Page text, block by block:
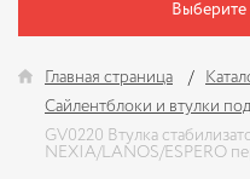
Выберите
Главная страница
Сайлентблоки и втулки
GV0220 Втулка
NEXIA/LANOS/ESPERO